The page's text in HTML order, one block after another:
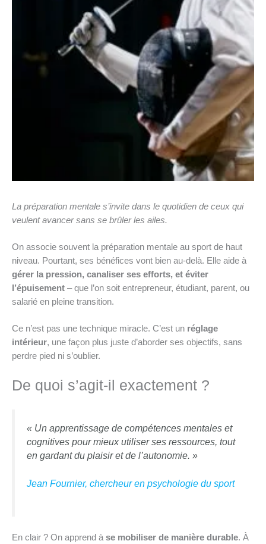
La préparation mentale s’invite dans le quotidien de ceux qui
veulent avancer sans se brûler les ailes.
On associe souvent la préparation mentale au sport de haut
niveau. Pourtant, ses bénéfices vont bien au-delà. Elle aide à
gérer la pression, canaliser ses efforts, et éviter
l’épuisement – que l’on soit entrepreneur, étudiant, parent, ou
salarié en pleine transition.
Ce n’est pas une technique miracle. C’est un réglage
intérieur, une façon plus juste d’aborder ses objectifs, sans
perdre pied ni s’oublier.
De quoi s’agit-il exactement ?
« Un apprentissage de compétences mentales et
cognitives pour mieux utiliser ses ressources, tout
en gardant du plaisir et de l’autonomie. »
Jean Fournier, chercheur en psychologie du sport
En clair ? On apprend àse mobiliser de manière durable. À